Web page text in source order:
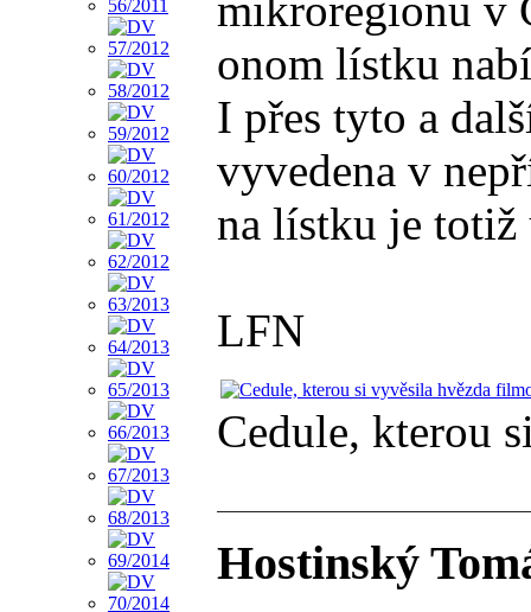
onom lístku
I přes tyto a
vyvedena v
na lístku je
LFN
Cedule, kterou
Hostinský